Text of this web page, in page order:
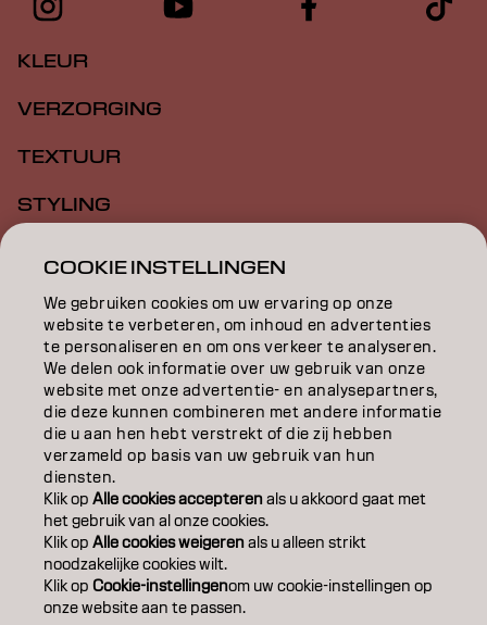
KLEUR
VERZORGING
TEXTUUR
STYLING
EDUCATION
OVER
SALONVINDER
WORD PARTNER
CONTACT
ColofonPrivacyverklaringCookiebeleid
GebruiksvoorwaardenToegankelijkheidsverklaring
COOKIE INSTELLINGEN
We gebruiken cookies om uw ervaring op onze
website te verbeteren, om inhoud en advertenties
te personaliseren en om ons verkeer te analyseren.
We delen ook informatie over uw gebruik van onze
website met onze advertentie- en analysepartners,
die deze kunnen combineren met andere informatie
die u aan hen hebt verstrekt of die zij hebben
verzameld op basis van uw gebruik van hun
diensten.
Klik opAlle cookies accepterenals u akkoord gaat met
het gebruik van al onze cookies.
Klik opAlle cookies weigerenals u alleen strikt
noodzakelijke cookies wilt.
Klik opCookie-instellingenom uw cookie-instellingen op
onze website aan te passen.